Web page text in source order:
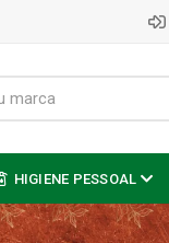
HIGIENE PESSOAL